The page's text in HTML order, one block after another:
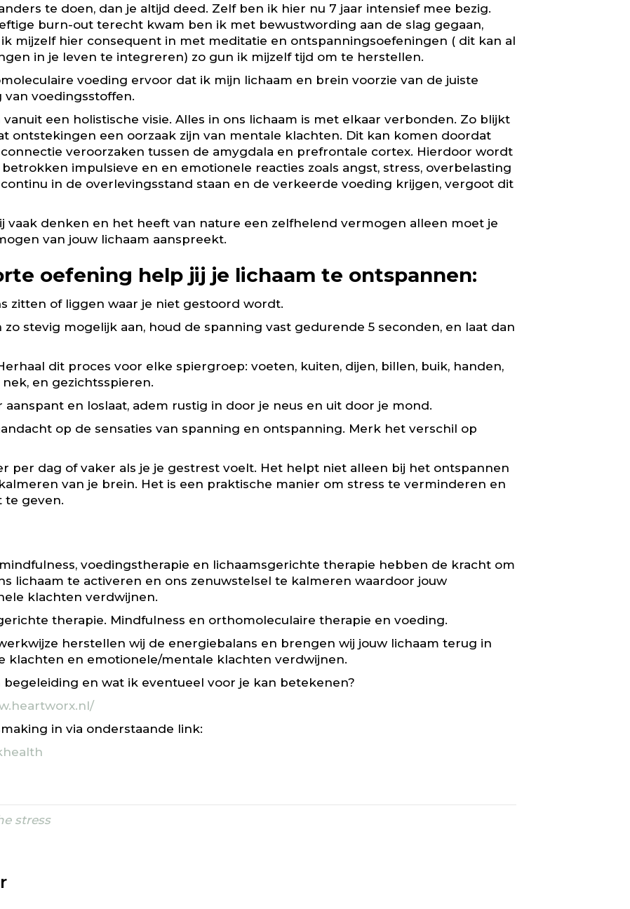
te doen, dan je altijd deed. Zelf ben ik hier nu 7 jaar intensief mee bezig.
burn-out terecht kwam ben ik met bewustwording aan de slag gegaan,
mijzelf hier consequent in met meditatie en ontspanningsoefeningen ( dit kan al
in je leven te integreren) zo gun ik mijzelf tijd om te herstellen.
voeding ervoor dat ik mijn lichaam en brein voorzie van de juiste
voedingsstoffen.
een holistische visie. Alles in ons lichaam is met elkaar verbonden. Zo blijkt
ontstekingen een oorzaak zijn van mentale klachten. Dit kan komen doordat
veroorzaken tussen de amygdala en prefrontale cortex. Hierdoor wordt
impulsieve en en emotionele reacties zoals angst, stress, overbelasting
in de overlevingsstand staan en de verkeerde voeding krijgen, vergoot dit
vaak denken en het heeft van nature een zelfhelend vermogen alleen moet je
van jouw lichaam aanspreekt.
oefening help jij je lichaam te ontspannen:
zitten of liggen waar je niet gestoord wordt.
stevig mogelijk aan, houd de spanning vast gedurende 5 seconden, en laat dan
dit proces voor elke spiergroep: voeten, kuiten, dijen, billen, buik, handen,
en gezichtsspieren.
en loslaat, adem rustig in door je neus en uit door je mond.
op de sensaties van spanning en ontspanning. Merk het verschil op
per dag of vaker als je je gestrest voelt. Het helpt niet alleen bij het ontspannen
van je brein. Het is een praktische manier om stress te verminderen en
te geven.
voedingstherapie en lichaamsgerichte therapie hebben de kracht om
lichaam te activeren en ons zenuwstelsel te kalmeren waardoor jouw
klachten verdwijnen.
therapie. Mindfulness en orthomoleculaire therapie en voeding.
herstellen wij de energiebalans en brengen wij jouw lichaam terug in
klachten en emotionele/mentale klachten verdwijnen.
en wat ik eventueel voor je kan betekenen?
in via onderstaande link:
stress